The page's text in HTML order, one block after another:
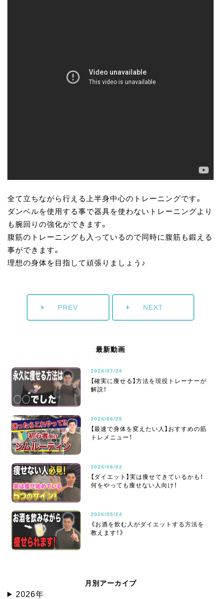
全て立ちながら行える上半身中心のトレーニングです。
ダンベルを使用する事で器具を使わないトレーニングより
も腕回りの強化ができます。
腹筋のトレーニングも入っているので同時に腹筋も鍛える
事ができます。
理想の身体を目指して頑張りましょう♪
PREV NEXT
最新動画
2026/07/24
【確実に痩せる】方法を現役トレーナーが
解説！
2026/06/25
【最速で身体を変えたい人】おすすめの筋
トレメニュー！
2026/06/02
【ダイエット】実は痩せてきているかも！
何をやっても痩せない人向け！
2026/05/24
《お酒を飲む人がダイエットする方法を
教えます！》
月別アーカイブ
2026年